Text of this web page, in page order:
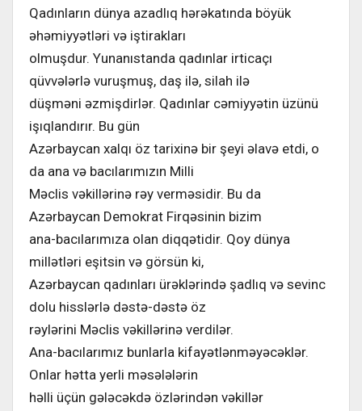
Qadınların dünya azadlıq hərəkatında böyük
əhəmiyyətləri və iştirakları
olmuşdur. Yunanıstanda qadınlar irticaçı
qüvvələrlə vuruşmuş, daş ilə, silah ilə
düşməni əzmişdirlər. Qadınlar cəmiyyətin üzünü
işıqlandırır. Bu gün
Azərbaycan xalqı öz tarixinə bir şeyi əlavə etdi, o
da ana və bacılarımızın Milli
Məclis vəkillərinə rəy verməsidir. Bu da
Azərbaycan Demokrat Firqəsinin bizim
ana-bacılarımıza olan diqqətidir. Qoy dünya
millətləri eşitsin və görsün ki,
Azərbaycan qadınları ürəklərində şadlıq və sevinc
dolu hisslərlə dəstə-dəstə öz
rəylərini Məclis vəkillərinə verdilər.
Ana-bacılarımız bunlarla kifayətlənməyəcəklər.
Onlar hətta yerli məsələlərin
həlli üçün gələcəkdə özlərindən vəkillər